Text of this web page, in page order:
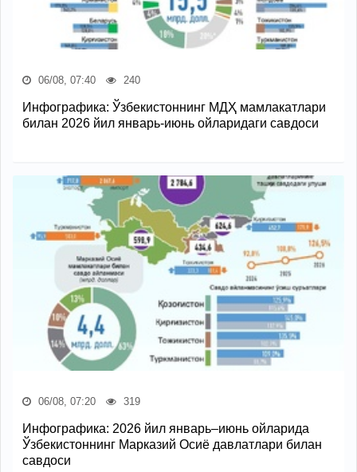
06/08, 07:40 240
Инфографика: Ўзбекистоннинг МДҲ мамлакатлари
билан 2026 йил январь-июнь ойларидаги савдоси
06/08, 07:20 319
Инфографика: 2026 йил январь–июнь ойларида
Ўзбекистоннинг Марказий Осиё давлатлари билан
савдоси